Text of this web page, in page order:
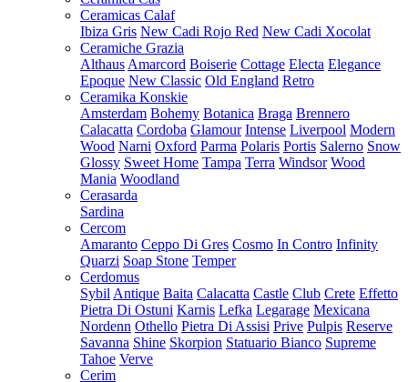
Ceramicas Calaf
Ibiza Gris New Cadi Rojo Red New Cadi Xocolat
Ceramiche Grazia
Althaus Amarcord Boiserie Cottage Electa Elegance
Epoque New Classic Old England Retro
Ceramika Konskie
Amsterdam Bohemy Botanica Braga Brennero
Calacatta Cordoba Glamour Intense Liverpool Modern
Wood Narni Oxford Parma Polaris Portis Salerno Snow
Glossy Sweet Home Tampa Terra Windsor Wood
Mania Woodland
Cerasarda
Sardina
Cercom
Amaranto Ceppo Di Gres Cosmo In Contro Infinity
Quarzi Soap Stone Temper
Cerdomus
Sybil Antique Baita Calacatta Castle Club Crete Effetto
Pietra Di Ostuni Karnis Lefka Legarage Mexicana
Nordenn Othello Pietra Di Assisi Prive Pulpis Reserve
Savanna Shine Skorpion Statuario Bianco Supreme
Tahoe Verve
Cerim